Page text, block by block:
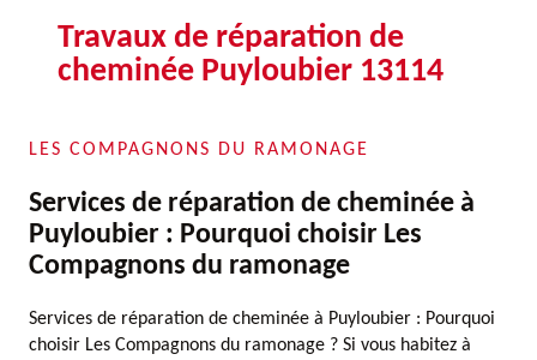
Travaux de réparation de
cheminée Puyloubier 13114
LES COMPAGNONS DU RAMONAGE
Services de réparation de cheminée à
Puyloubier : Pourquoi choisir Les
Compagnons du ramonage
Services de réparation de cheminée à Puyloubier : Pourquoi
choisir Les Compagnons du ramonage ? Si vous habitez à